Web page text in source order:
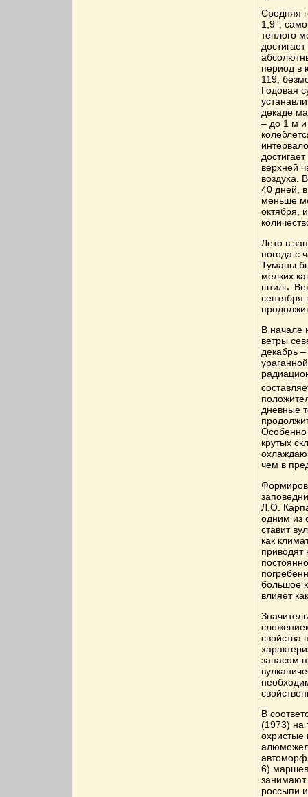
Средняя
1,9°;
теплого
период в
119;
Годовая
декаде
– до 1 м и
верхней
воздуха.
40 дней,
меньше
октября,
Лето в
погода с
Туманы
мелких
штиль.
сентября
В начале
ветры
декабрь
дневные
Особенно
крутых
чем в
Л.О.
одним из
ставит
как
большое
влияет
свойства
запасом
В
(1973) на
охристые
6)
россыпи